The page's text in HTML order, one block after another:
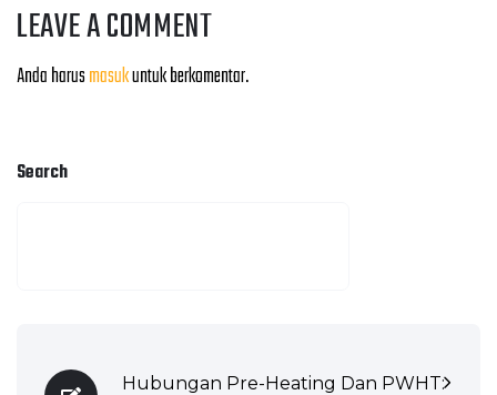
LEAVE A COMMENT
Anda harusmasukuntuk berkomentar.
Search
Hubungan Pre-Heating Dan PWHT: